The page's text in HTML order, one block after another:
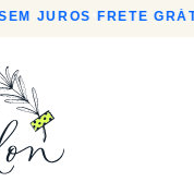
JUROS•FRETE